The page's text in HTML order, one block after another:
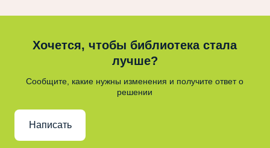
Хочется, чтобы библиотека стала
лучше?
Сообщите, какие нужны изменения и получите ответ о
решении
Написать